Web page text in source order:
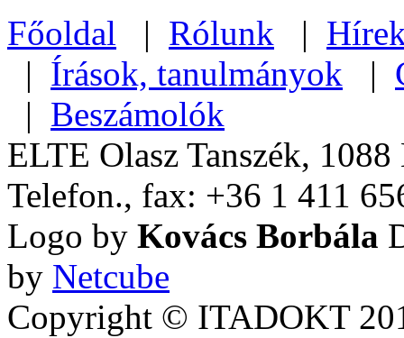
Főoldal | Rólunk |
| Írások, tanulmányok |
| Beszámolók
ELTE Olasz Tanszék,
Telefon., fax: +36 1 411
Logo by Kovács Borbála
by Netcube
Copyright © ITADOKT